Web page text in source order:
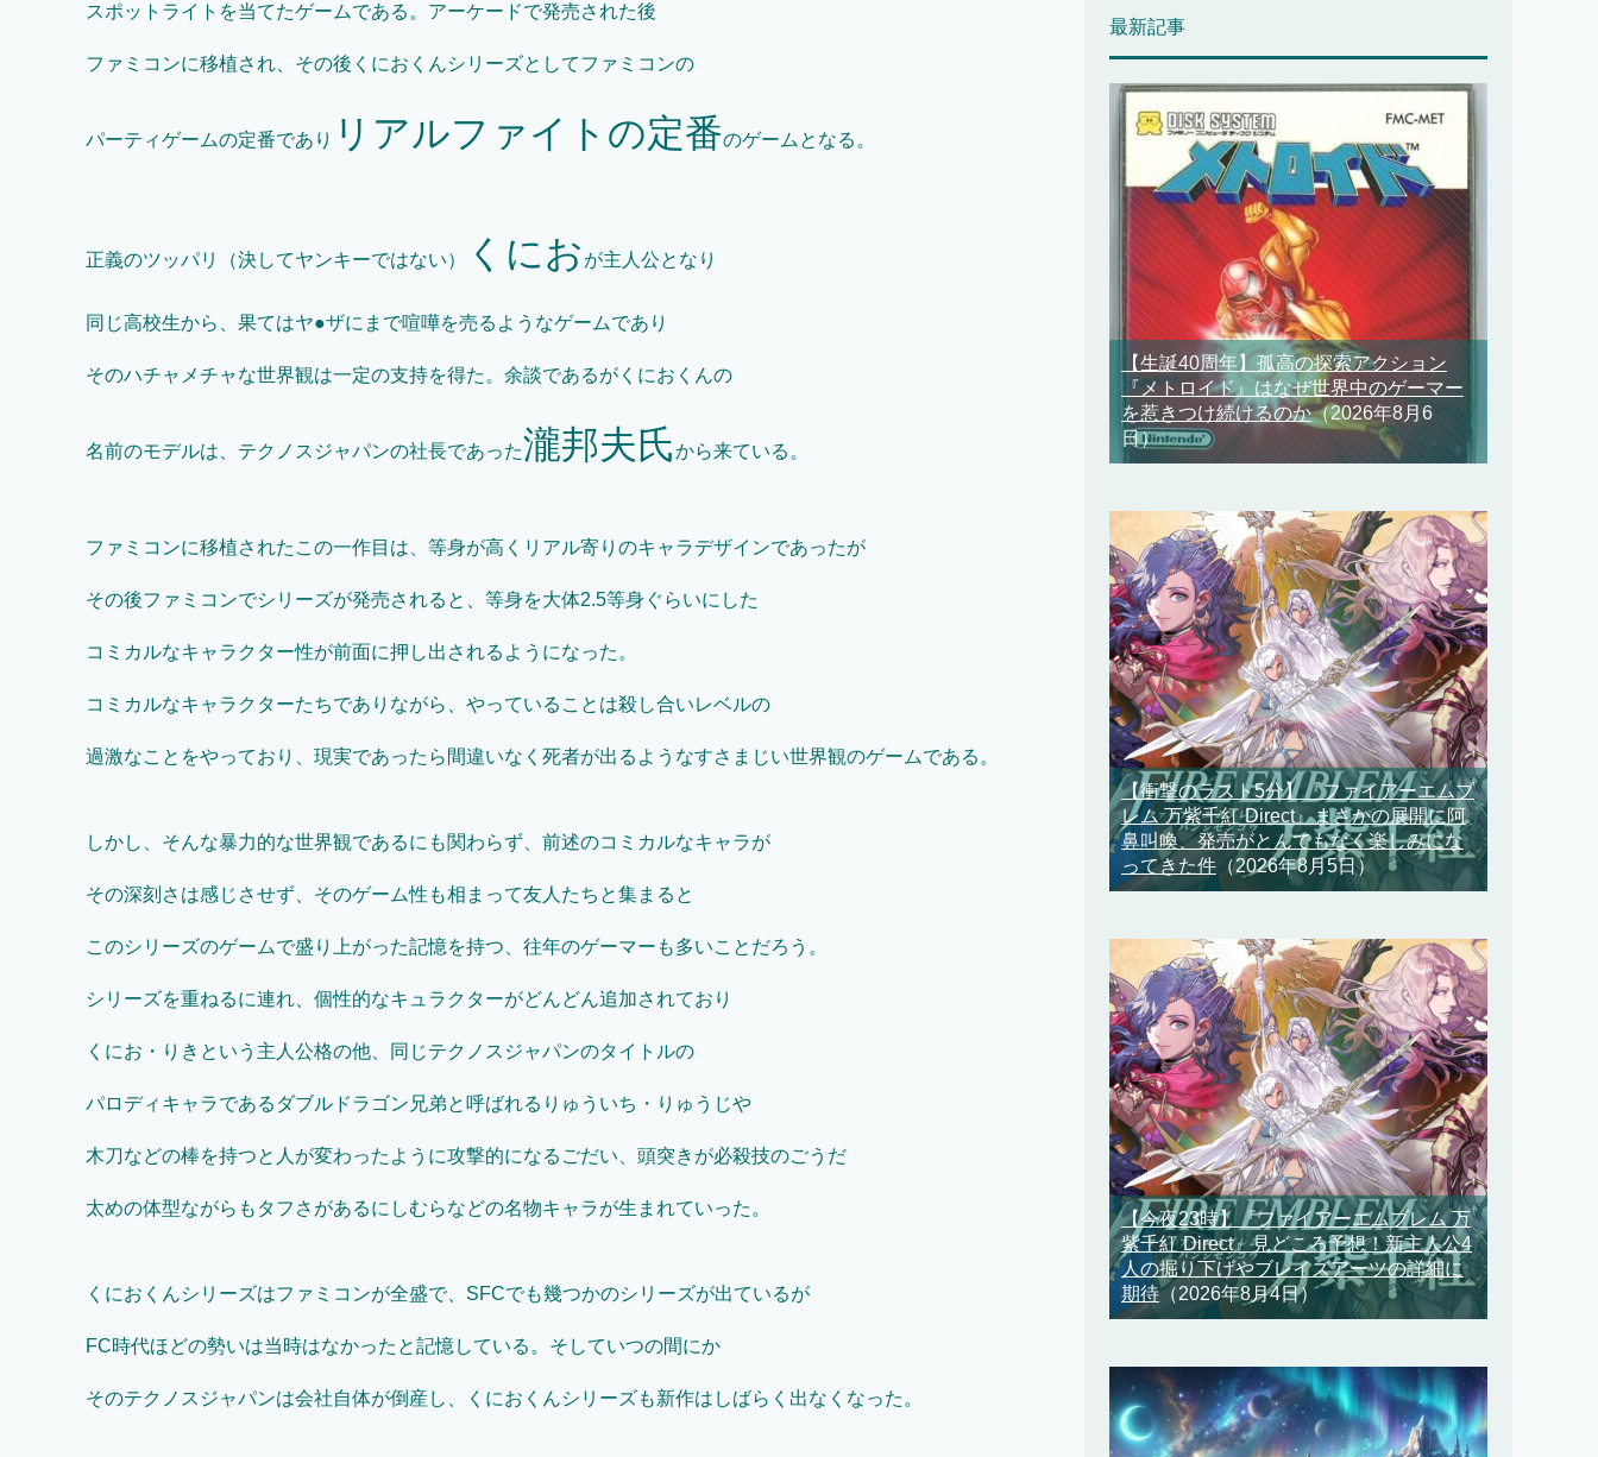
スポットライトを当てたゲームである。アーケードで発売された後
ファミコンに移植され、その後くにおくんシリーズとしてファミコンの
パーティゲームの定番であり リアルファイトの定番のゲームとなる。
正義のツッパリ（決してヤンキーではない） くにお が主人公となり
同じ高校生から、果てはヤ●ザにまで喧嘩を売るようなゲームであり
そのハチャメチャな世界観は一定の支持を得た。余談であるがくにおくんの
名前のモデルは、テクノスジャパンの社長であった瀧邦夫氏から来ている。
ファミコンに移植されたこの一作目は、等身が高くリアル寄りのキャラデザインであったが
その後ファミコンでシリーズが発売されると、等身を大体2.5等身ぐらいにした
コミカルなキャラクター性が前面に押し出されるようになった。
コミカルなキャラクターたちでありながら、やっていることは殺し合いレベルの
過激なことをやっており、現実であったら間違いなく死者が出るようなすさまじい世界観のゲームである。
しかし、そんな暴力的な世界観であるにも関わらず、前述のコミカルなキャラが
その深刻さは感じさせず、そのゲーム性も相まって友人たちと集まると
このシリーズのゲームで盛り上がった記憶を持つ、往年のゲーマーも多いことだろう。
シリーズを重ねるに連れ、個性的なキュラクターがどんどん追加されており
くにお・りきという主人公格の他、同じテクノスジャパンのタイトルの
パロディキャラであるダブルドラゴン兄弟と呼ばれるりゅういち・りゅうじや
木刀などの棒を持つと人が変わったように攻撃的になるごだい、頭突きが必殺技のごうだ
太めの体型ながらもタフさがあるにしむらなどの名物キャラが生まれていった。
くにおくんシリーズはファミコンが全盛で、SFCでも幾つかのシリーズが出ているが
FC時代ほどの勢いは当時はなかったと記憶している。そしていつの間にか
そのテクノスジャパンは会社自体が倒産し、くにおくんシリーズも新作はしばらく出なくなった。
最新記事
【生誕40周年】孤高の探索アクション
『メトロイド』はなぜ世界中のゲーマー
を惹きつけ続けるのか（2026年8月6
日）
【衝撃のラスト5分】『ファイアーエムブ
レム 万紫千紅 Direct』まさかの展開に阿
鼻叫喚、発売がとんでもなく楽しみにな
ってきた件 （2026年8月5日）
【今夜23時】『ファイアーエムブレム 万
紫千紅 Direct』見どころ予想！新主人公4
人の掘り下げやブレイズアーツの詳細に
期待（2026年8月4日）